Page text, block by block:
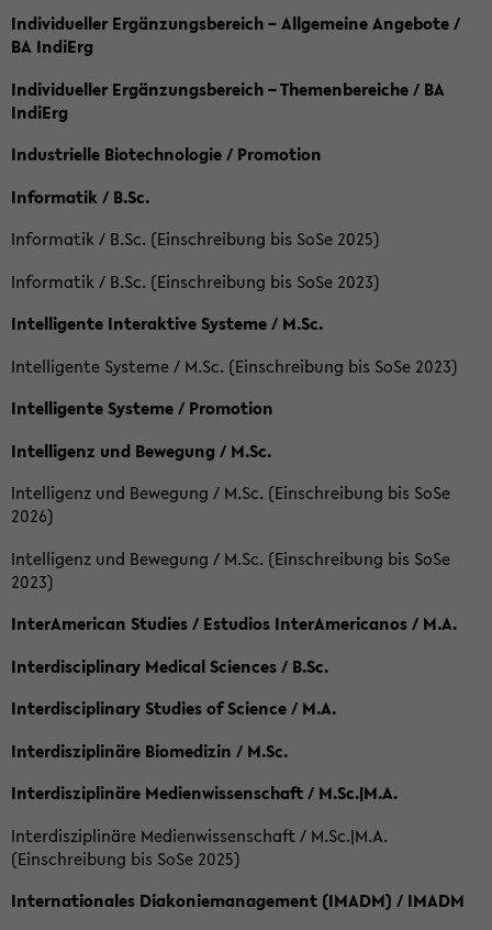
Individueller Ergänzungsbereich – Allgemeine Angebote /
BA IndiErg
Individueller Ergänzungsbereich – Themenbereiche / BA
IndiErg
Industrielle Biotechnologie / Promotion
Informatik / B.Sc.
Informatik / B.Sc. (Einschreibung bis SoSe 2025)
Informatik / B.Sc. (Einschreibung bis SoSe 2023)
Intelligente Interaktive Systeme / M.Sc.
Intelligente Systeme / M.Sc. (Einschreibung bis SoSe 2023)
Intelligente Systeme / Promotion
Intelligenz und Bewegung / M.Sc.
Intelligenz und Bewegung / M.Sc. (Einschreibung bis SoSe
2026)
Intelligenz und Bewegung / M.Sc. (Einschreibung bis SoSe
2023)
InterAmerican Studies / Estudios InterAmericanos / M.A.
Interdisciplinary Medical Sciences / B.Sc.
Interdisciplinary Studies of Science / M.A.
Interdisziplinäre Biomedizin / M.Sc.
Interdisziplinäre Medienwissenschaft / M.Sc.|M.A.
Interdisziplinäre Medienwissenschaft / M.Sc.|M.A.
(Einschreibung bis SoSe 2025)
Internationales Diakoniemanagement (IMADM) / IMADM